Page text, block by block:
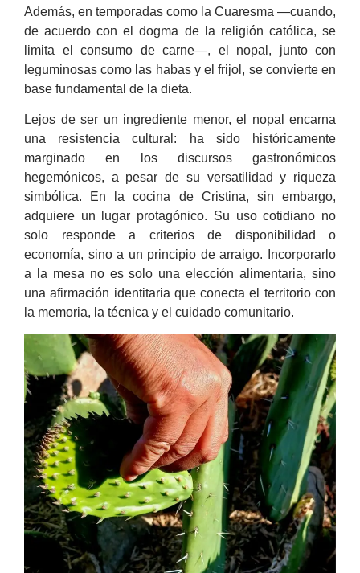
Además, en temporadas como la Cuaresma —cuando,
de acuerdo con el dogma de la religión católica, se
limita el consumo de carne—, el nopal, junto con
leguminosas como las habas y el frijol, se convierte en
base fundamental de la dieta.
Lejos de ser un ingrediente menor, el nopal encarna
una resistencia cultural: ha sido históricamente
marginado en los discursos gastronómicos
hegemónicos, a pesar de su versatilidad y riqueza
simbólica. En la cocina de Cristina, sin embargo,
adquiere un lugar protagónico. Su uso cotidiano no
solo responde a criterios de disponibilidad o
economía, sino a un principio de arraigo. Incorporarlo
a la mesa no es solo una elección alimentaria, sino
una afirmación identitaria que conecta el territorio con
la memoria, la técnica y el cuidado comunitario.